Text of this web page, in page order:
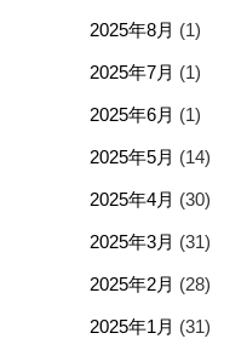
2025年8月 (1)
2025年7月 (1)
2025年6月 (1)
2025年5月 (14)
2025年4月 (30)
2025年3月 (31)
2025年2月 (28)
2025年1月 (31)